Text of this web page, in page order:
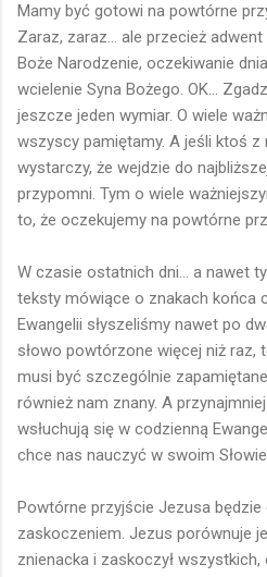
Mamy być gotowi na powtórne
Zaraz, zaraz... ale przecież
Boże Narodzenie, oczekiwanie
wcielenie Syna Bożego. OK...
jeszcze jeden wymiar. O wiele
wszyscy pamiętamy. A jeśli ktoś z
wystarczy, że wejdzie do
przypomni. Tym o wiele
to, że oczekujemy na powtórne
W czasie ostatnich dni... a nawet
teksty mówiące o znakach końca
Ewangelii słyszeliśmy nawet po
słowo powtórzone więcej niż raz,
musi być szczególnie
również nam znany. A
wsłuchują się w codzienną
chce nas nauczyć w swoim
Powtórne przyjście Jezusa będzie
zaskoczeniem. Jezus porównuje
znienacka i zaskoczył